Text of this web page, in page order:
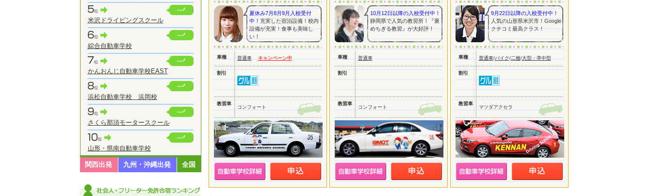
米沢ドライビングスクール
綜合自動車学校
かんおんじ自動車学校EAST
浜松自動車学校 浜岡校
さくら那須モータースクール
山形・県南自動車学校
関西出発 九州・沖縄出発 全国
夏休み7月8月9月入校受付
中！ 充実した宿泊設備！校内
設備が充実！食事も美味し
い！
車種 普通車 キャンペーン中
割引
教習車
コンフォート
10月12日以降の入校受付中！
静岡県で人気の教習所！『褒
めちぎる教習』が大好評！
車種 普通車
割引
教習車
コンフォート
9月22日以降の入校受付中！
人気の山形県米沢市！Google
クチコミ最高クラス！
車種 普通車/バイク/二種/大型・準中型
割引
教習車
マツダアクセラ